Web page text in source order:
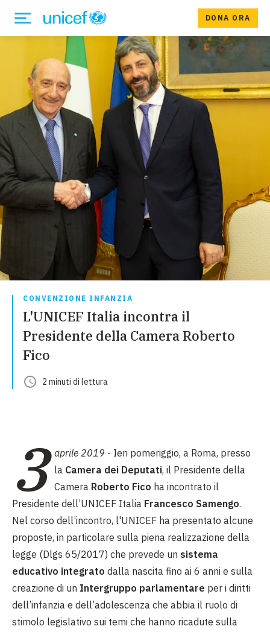
DONA ORA
CONVENZIONE INFANZIA
L'UNICEF Italia incontra il
Presidente della Camera Roberto
Fico
2 minuti di lettura
3 aprile 2019 - Ieri pomeriggio, a Roma, presso
la Camera dei Deputati, il Presidente della
Camera Roberto Fico ha incontrato il
Presidente dell’UNICEF Italia Francesco Samengo.
Nel corso dell’incontro, l'UNICEF ha presentato alcune
proposte, in particolare sulla piena realizzazione della
legge (Dlgs 65/2017) che prevede un sistema
educativo integrato dalla nascita fino ai 6 anni e sulla
creazione di un Intergruppo parlamentare per i diritti
dell’infanzia e dell’adolescenza che abbia il ruolo di
stimolo legislativo sui temi che hanno ricadute sulla